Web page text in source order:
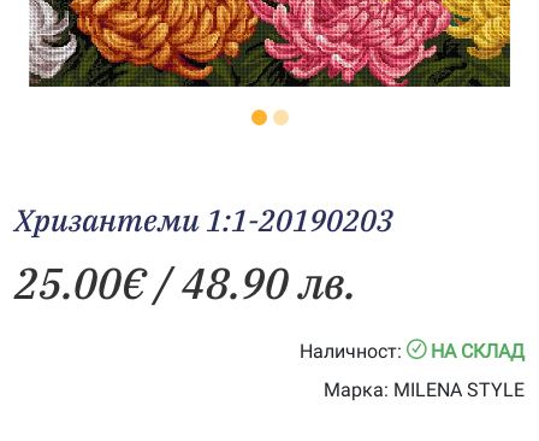
Хризантеми 1:1-20190203
25.00€/ 48.90 лв.
Наличност:
НА СКЛАД
Марка: MILENA STYLE